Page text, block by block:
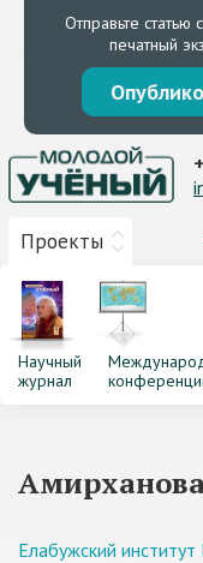
Отправьте статью
печатный
Проекты
Научный
журнал
Елабужский